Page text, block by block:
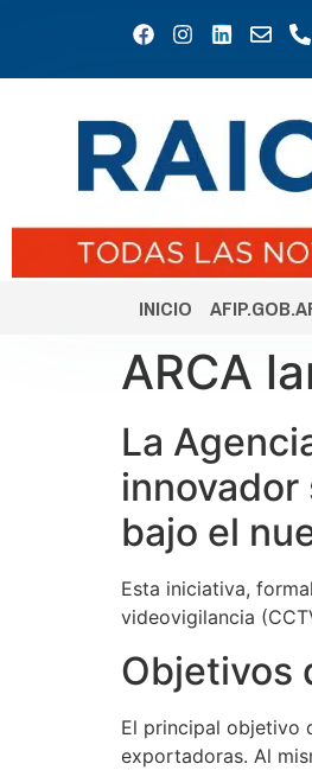
INICIO
ARCA
La
bajo el
Esta iniciativa,
videovigilancia
Objetivos
El principal objetivo
exportadoras. Al